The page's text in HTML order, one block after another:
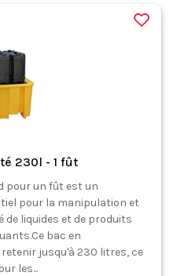
230l - 1 fût
pour un fût est un
pour la manipulation et
de liquides et de produits
bac en
jusqu'à 230 litres, ce
les...